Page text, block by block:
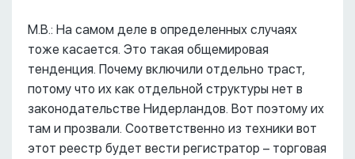
М.В.: На самом деле в определенных случаях
тоже касается. Это такая общемировая
тенденция. Почему включили отдельно траст,
потому что их как отдельной структуры нет в
законодательстве Нидерландов. Вот поэтому их
там и прозвали. Соответственно из техники вот
этот реестр будет вести регистратор – торговая